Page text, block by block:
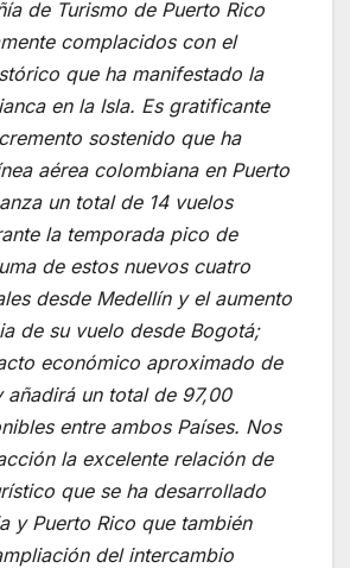
de Turismo de Puerto Rico
complacidos con el
que ha manifestado la
en la Isla. Es gratificante
sostenido que ha
aérea colombiana en Puerto
un total de 14 vuelos
la temporada pico de
de estos nuevos cuatro
desde Medellín y el aumento
de su vuelo desde Bogotá;
económico aproximado de
añadirá un total de 97,00
entre ambos Países. Nos
la excelente relación de
que se ha desarrollado
y Puerto Rico que también
del intercambio